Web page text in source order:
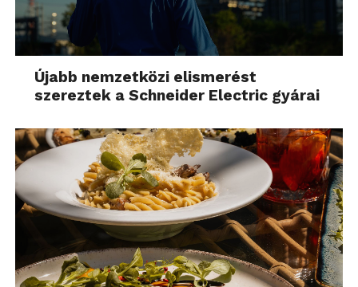
Újabb nemzetközi elismerést
szereztek a Schneider Electric gyárai